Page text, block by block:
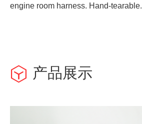
engine room harness. Hand-tearable.
 产品展示